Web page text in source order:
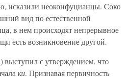
исказили неоконфуцианцы. Соко
вид по естественной
в нем происходят непрерывное
есть возникновение другой.
выступил с утверждением, что
ки. Признавая первичность